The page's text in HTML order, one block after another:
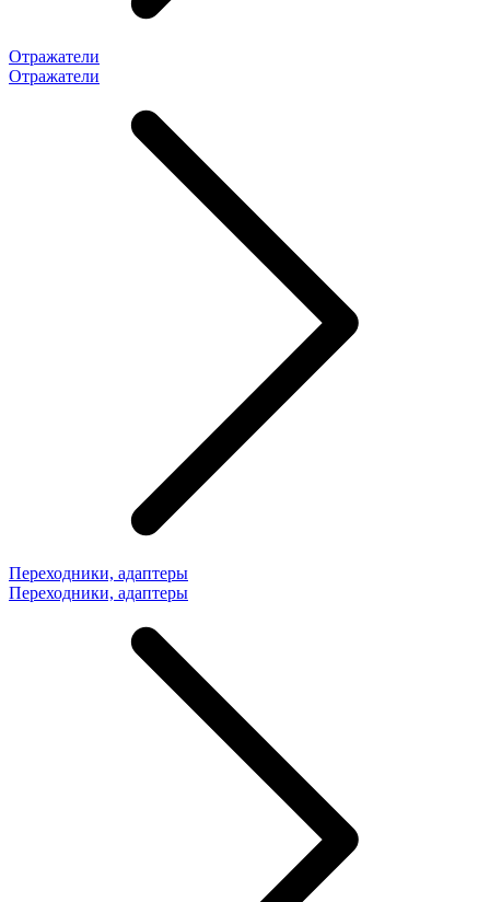
Отражатели
Отражатели
Переходники, адаптеры
Переходники, адаптеры